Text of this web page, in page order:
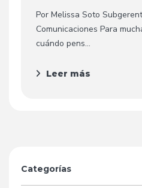
Por Melissa Soto
Comunicaciones Para muchas mujeres, decidir
cuándo pens...
Leer más
Categorías